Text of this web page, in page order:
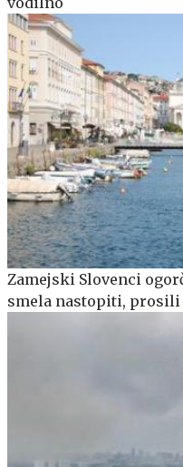
Zamejski Slovenci
smela nastopiti, prosili